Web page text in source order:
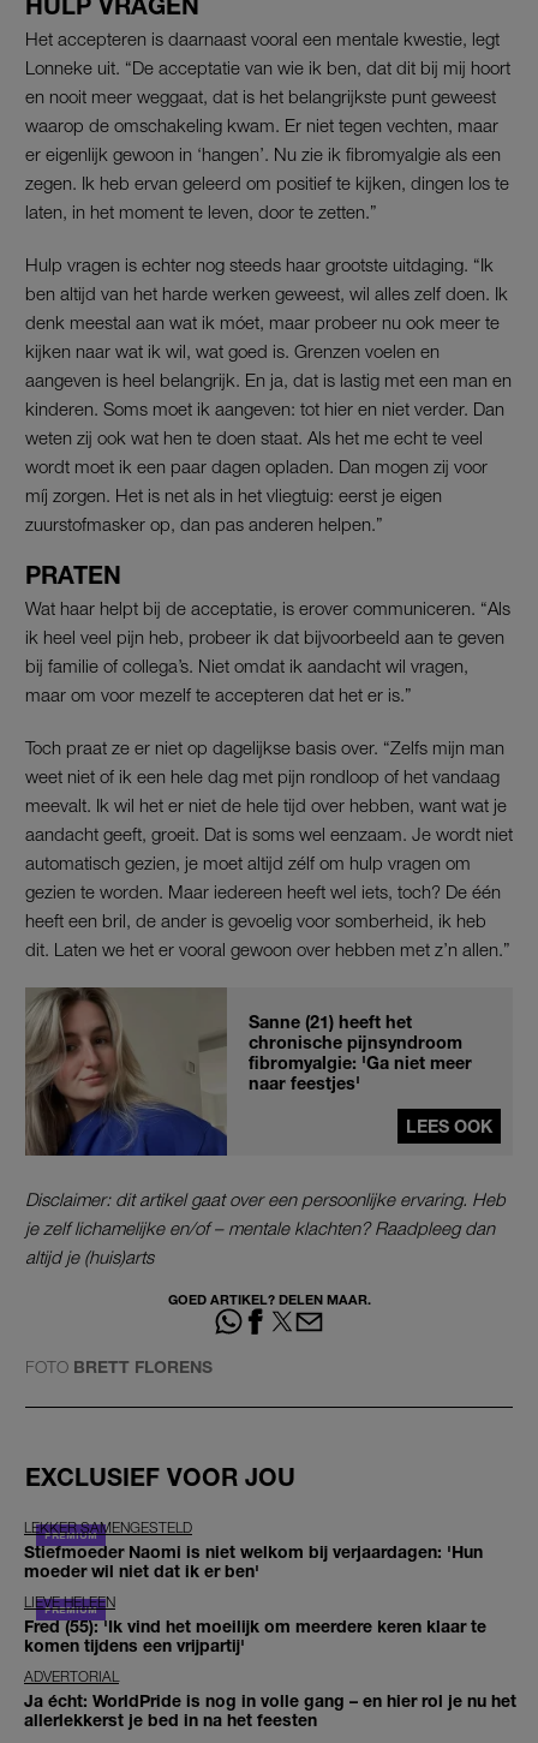
Het accepteren is daarnaast vooral een mentale kwestie, legt
Lonneke uit. “De acceptatie van wie ik ben, dat dit bij mij hoort
en nooit meer weggaat, dat is het belangrijkste punt geweest
waarop de omschakeling kwam. Er niet tegen vechten, maar
er eigenlijk gewoon in ‘hangen’. Nu zie ik fibromyalgie als een
zegen. Ik heb ervan geleerd om positief te kijken, dingen los te
laten, in het moment te leven, door te zetten.”
Hulp vragen is echter nog steeds haar grootste uitdaging. “Ik
ben altijd van het harde werken geweest, wil alles zelf doen. Ik
denk meestal aan wat ik móet, maar probeer nu ook meer te
kijken naar wat ik wil, wat goed is. Grenzen voelen en
aangeven is heel belangrijk. En ja, dat is lastig met een man en
kinderen. Soms moet ik aangeven: tot hier en niet verder. Dan
weten zij ook wat hen te doen staat. Als het me echt te veel
wordt moet ik een paar dagen opladen. Dan mogen zij voor
míj zorgen. Het is net als in het vliegtuig: eerst je eigen
zuurstofmasker op, dan pas anderen helpen.”
PRATEN
Wat haar helpt bij de acceptatie, is erover communiceren. “Als
ik heel veel pijn heb, probeer ik dat bijvoorbeeld aan te geven
bij familie of collega’s. Niet omdat ik aandacht wil vragen,
maar om voor mezelf te accepteren dat het er is.”
Toch praat ze er niet op dagelijkse basis over. “Zelfs mijn man
weet niet of ik een hele dag met pijn rondloop of het vandaag
meevalt. Ik wil het er niet de hele tijd over hebben, want wat je
aandacht geeft, groeit. Dat is soms wel eenzaam. Je wordt niet
automatisch gezien, je moet altijd zélf om hulp vragen om
gezien te worden. Maar iedereen heeft wel iets, toch? De één
heeft een bril, de ander is gevoelig voor somberheid, ik heb
dit. Laten we het er vooral gewoon over hebben met z’n allen.”
Sanne (21) heeft het
chronische pijnsyndroom
fibromyalgie: 'Ga niet meer
naar feestjes'
LEES OOK
Disclaimer: dit artikel gaat over een persoonlijke ervaring. Heb
je zelf lichamelijke en/of – mentale klachten? Raadpleeg dan
altijd je (huis)arts
GOED ARTIKEL? DELEN MAAR.
FOTO BRETT FLORENS
EXCLUSIEF VOOR JOU
LEKKER SAMENGESTELD
Stiefmoeder Naomi is niet welkom bij verjaardagen: 'Hun
moeder wil niet dat ik er ben'
LIEVE HELEEN
Fred (55): 'Ik vind het moeilijk om meerdere keren klaar te
komen tijdens een vrijpartij'
ADVERTORIAL
Ja écht: WorldPride is nog in volle gang – en hier rol je nu het
allerlekkerst je bed in na het feesten